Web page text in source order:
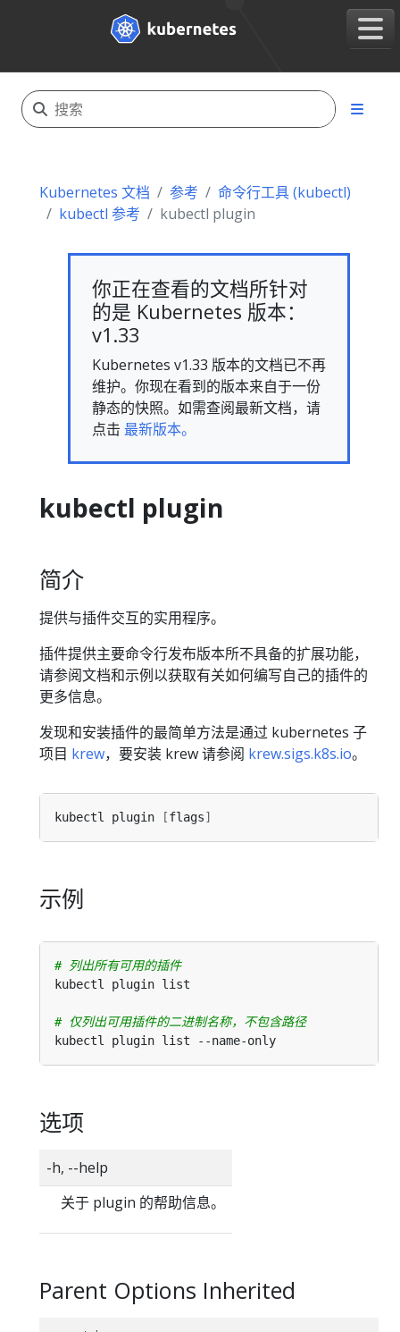
Kubernetes 文档 参考
命令行工具 (kubectl)
kubectl 参考
kubectl plugin
你正在查看的文档所针对
的是 Kubernetes 版本：
v1.33
Kubernetes v1.33 版本的文档已不再
维护。你现在看到的版本来自于一份
静态的快照。如需查阅最新文档，请
点击 最新版本。
kubectl plugin
简介
提供与插件交互的实用程序。
插件提供主要命令行发布版本所不具备的扩展功能，
请参阅文档和示例以获取有关如何编写自己的插件的
更多信息。
发现和安装插件的最简单方法是通过 kubernetes 子
项目 krew，要安装 krew 请参阅 krew.sigs.k8s.io。
kubectl plugin [flags]
示例
# 列出所有可用的插件
# 仅列出可用插件的二进制名称，不包含路径
选项
-h, --help
关于 plugin 的帮助信息。
Parent Options Inherited